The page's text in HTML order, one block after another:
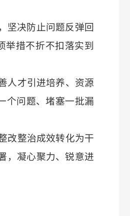
坚决防止问题反弹回
举措不折不扣落实到
人才引进培养、资源
个问题、堵塞一批漏
改整治成效转化为干
，凝心聚力、锐意进